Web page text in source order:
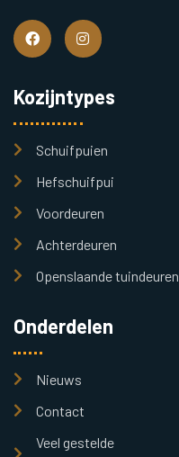
Kozijntypes
Schuifpuien
Hefschuifpui
Voordeuren
Achterdeuren
Openslaande tuindeuren
Onderdelen
Nieuws
Contact
Veel gestelde